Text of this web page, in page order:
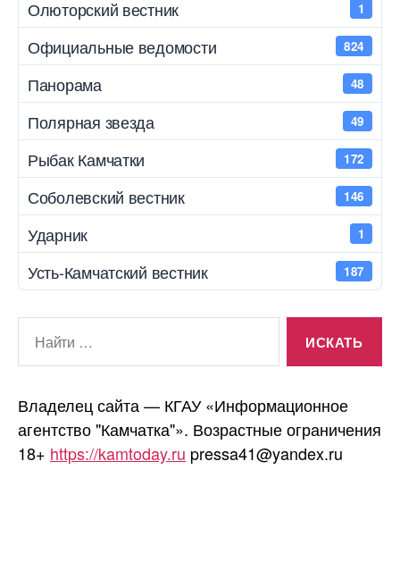
Олюторский вестник 1
Официальные ведомости 824
Панорама 48
Полярная звезда 49
Рыбак Камчатки 172
Соболевский вестник 146
Ударник 1
Усть-Камчатский вестник 187
Владелец сайта — КГАУ «Информационное
агентство "Камчатка"». Возрастные ограничения
18+ https://kamtoday.ru pressa41@yandex.ru